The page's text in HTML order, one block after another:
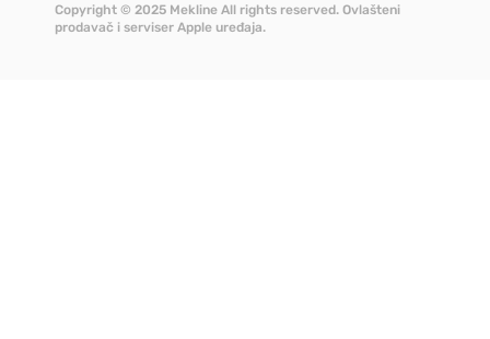
Copyright © 2025 Mekline All rights reserved. Ovlašteni
prodavač i serviser Apple uređaja.